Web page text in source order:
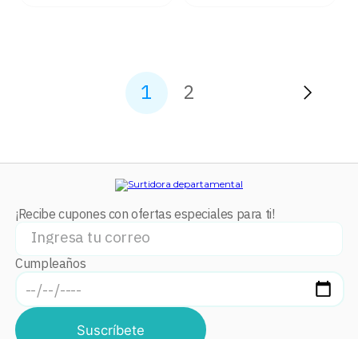
1 2
¡Recibe cupones con ofertas especiales para ti!
Cumpleaños
Suscríbete